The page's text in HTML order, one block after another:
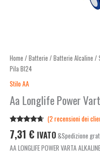
Home / Batterie / Batterie Alcaline /
Pila Bl24
Stilo AA
Aa Longlife Power
4.50su 5
su base
di
(2 recensioni dei
7,31 € IVATO &Spedizione
AA LONGLIFE POWER VARTA